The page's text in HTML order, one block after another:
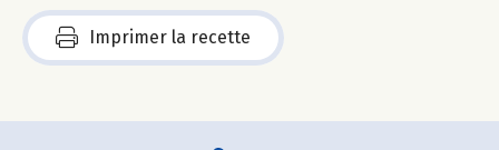
Imprimer la recette